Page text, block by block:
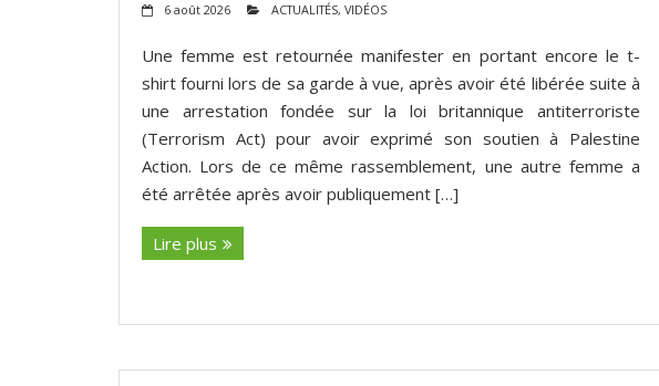
6 août 2026 ACTUALITÉS, VIDÉOS
Une femme est retournée manifester en portant encore le t-
shirt fourni lors de sa garde à vue, après avoir été libérée suite à
une arrestation fondée sur la loi britannique antiterroriste
(Terrorism Act) pour avoir exprimé son soutien à Palestine
Action. Lors de ce même rassemblement, une autre femme a
été arrêtée après avoir publiquement […]
Lire plus